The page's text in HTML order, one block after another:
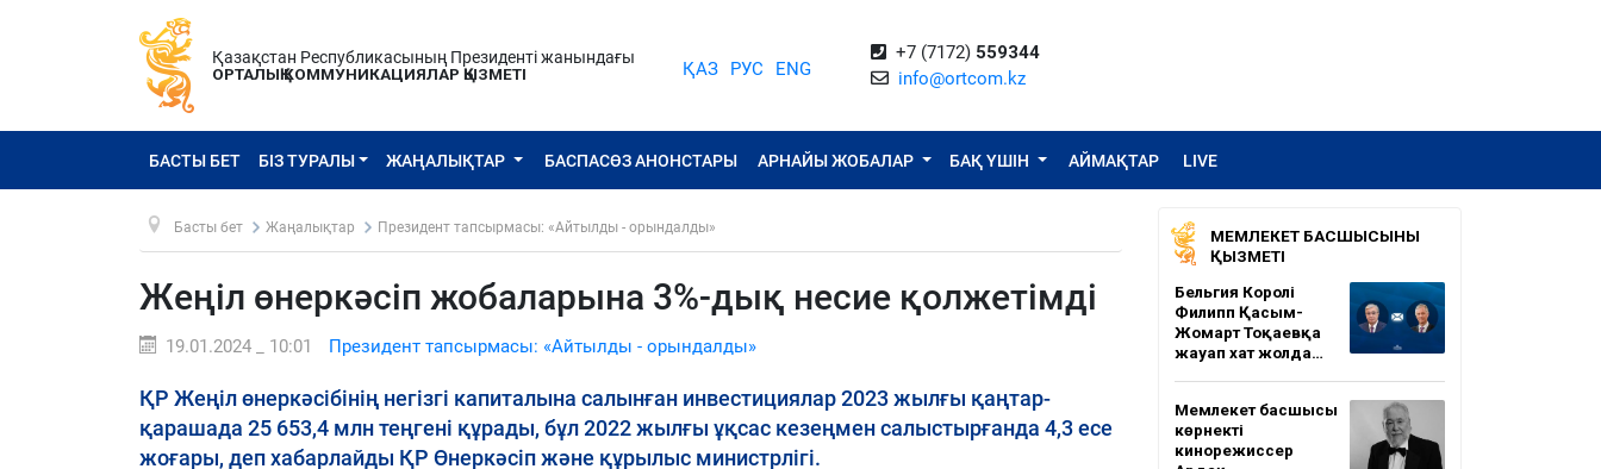
Қазақстан Республикасының Президенті жанындағы
ОРТАЛЫҚ КОММУНИКАЦИЯЛАР ҚЫЗМЕТІ
ҚАЗ РУС ENG
+7 (7172) 559344
info@ortcom.kz
БАСТЫ БЕТ БІЗ ТУРАЛЫ ЖАҢАЛЫҚТАР БАСПАСӨЗ АНОНСТАРЫ АРНАЙЫ ЖОБАЛАР БАҚ ҮШІН АЙМАҚТАР LIVE
Басты бет Жаңалықтар Президент тапсырмасы: «Айтылды - орындалды»
Жеңіл өнеркәсіп жобаларына 3%-дық несие қолжетімді
19.01.2024 _ 10:01 Президент тапсырмасы: «Айтылды - орындалды»
ҚР Жеңіл өнеркәсібінің негізгі капиталына салынған инвестициялар 2023 жылғы қаңтар-
қарашада 25 653,4 млн теңгені құрады, бұл 2022 жылғы ұқсас кезеңмен салыстырғанда 4,3 есе
жоғары, деп хабарлайды ҚР Өнеркәсіп және құрылыс министрлігі.
МЕМЛЕКЕТ БАСШЫСЫНЫҢ
ҚЫЗМЕТІ
Бельгия Королі
Филипп Қасым-
Жомарт Тоқаевқа
жауап хат жолда…
Мемлекет басшысы
көрнекті
кинорежиссер